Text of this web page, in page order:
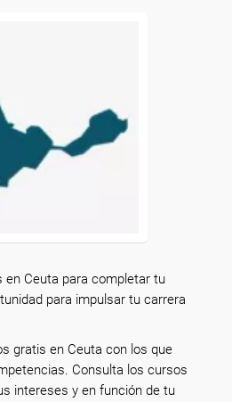
Ceuta para completar tu
para impulsar tu carrera
gratis en Ceuta con los que
Consulta los cursos
intereses y en función de tu